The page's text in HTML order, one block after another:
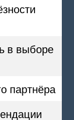
в выборе
партнёра